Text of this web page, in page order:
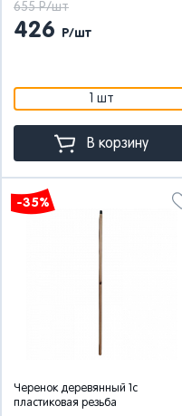
655 Р/шт
426 Р/шт
1 шт
В корзину
-35%
Черенок деревянный 1с
пластиковая резьба